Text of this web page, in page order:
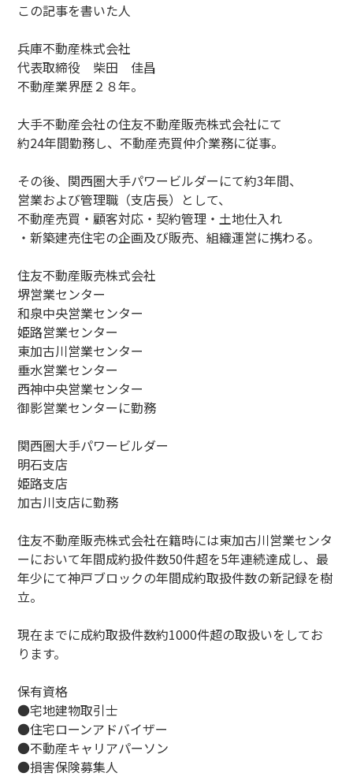
この記事を書いた人
兵庫不動産株式会社
代表取締役 柴田 佳昌
不動産業界歴２８年。
大手不動産会社の住友不動産販売株式会社にて
約24年間勤務し、不動産売買仲介業務に従事。
その後、関西圏大手パワービルダーにて約3年間、
営業および管理職（支店長）として、
不動産売買・顧客対応・契約管理・土地仕入れ
・新築建売住宅の企画及び販売、組織運営に携わる。
住友不動産販売株式会社
堺営業センター
和泉中央営業センター
姫路営業センター
東加古川営業センター
垂水営業センター
西神中央営業センター
御影営業センターに勤務
関西圏大手パワービルダー
明石支店
姫路支店
加古川支店に勤務
住友不動産販売株式会社在籍時には東加古川営業センタ
ーにおいて年間成約扱件数50件超を5年連続達成し、最
年少にて神戸ブロックの年間成約取扱件数の新記録を樹
立。
現在までに成約取扱件数約1000件超の取扱いをしてお
ります。
保有資格
●宅地建物取引士
●住宅ローンアドバイザー
●不動産キャリアパーソン
●損害保険募集人